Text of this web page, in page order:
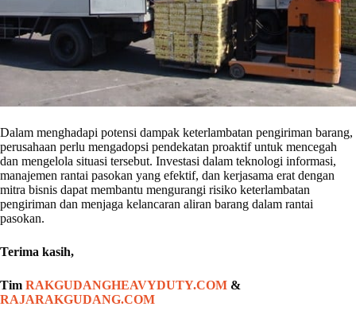
Dalam menghadapi potensi dampak keterlambatan pengiriman barang,
perusahaan perlu mengadopsi pendekatan proaktif untuk mencegah
dan mengelola situasi tersebut. Investasi dalam teknologi informasi,
manajemen rantai pasokan yang efektif, dan kerjasama erat dengan
mitra bisnis dapat membantu mengurangi risiko keterlambatan
pengiriman dan menjaga kelancaran aliran barang dalam rantai
pasokan.
Terima kasih,
Tim RAKGUDANGHEAVYDUTY.COM &
RAJARAKGUDANG.COM